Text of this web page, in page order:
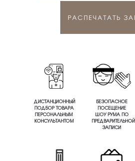
РАСПЕЧАТАТЬ
ДИСТАНЦИОННЫЙ
ПОДБОР ТОВАРА
ПЕРСОНАЛЬНЫМ
КОНСУЛЬТАНТОМ
БЕЗОПАСНОЕ
ПОСЕЩЕНИЕ
ШОУ РУМА ПО
ПРЕДВАРИТЕЛЬНОЙ
ЗАПИСИ